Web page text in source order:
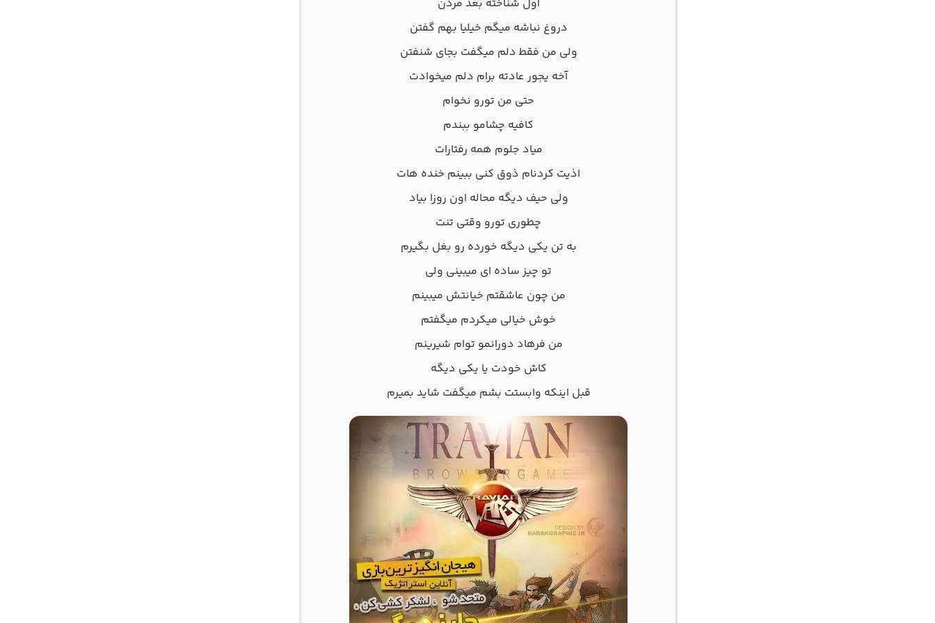
اول ﺷﻨﺎﺧﺘﻪ ﺑﻌﺪ ﻣﺮدن
دروغ ﻧﺒﺎﺷﻪ ﻣﻴﮕﻢ ﺧﻴﻠﻴﺎ ﺑﻬﻢ ﮔﻔﺘﻦ
وﻟﻰ ﻣﻦ ﻓﻘﻄ دﻟﻢ ﻣﻴﮕﻔﺖ ﺑﺠﺎی ﺷﻨﻔﺘﻦ
آﺧﻪ ﻳﺠﻮر ﻋﺎدﺗﻪ ﺑﺮام دﻟﻢ ﻣﻴﺨﻮادت
ﺣﺘﻰ ﻣﻦ ﺗﻮرو ﻧﺨﻮام
ﻛﺎﻓﻴﻪ ﭼﺸﺎﻣﻮ ﺑﺒﻨﺪم
ﻣﻴﺎد ﺟﻠﻮم ﻫﻤﻪ رﻓﺘﺎرات
اذﻳﺖ ﻛﺮدﻧﺎم ذوق ﻛﻨﻰ ﺑﺒﻴﻨﻢ ﺧﻨﺪه ﻫﺎت
وﻟﻰ ﺣﻴﻒ دﻳﮕﻪ ﻣﺤﺎﻟﻪ اون روزا ﺑﻴﺎد
ﭼﻄﻮری ﺗﻮرو وﻗﺘﻰ ﺗﻨﺖ
ﺑﻪ ﺗﻦ ﻳﻜﻰ دﻳﮕﻪ ﺧﻮرده رو ﺑﻐﻞ ﺑﮕﻴﺮم
ﺗﻮ ﭼﻴﺰ ﺳﺎده ای ﻣﻴﺒﻴﻨﻰ وﻟﻰ
ﻣﻦ ﭼﻮن ﻋﺎﺷﻘﺘﻢ ﺧﻴﺎﻧﺘﺶ ﻣﻴﺒﻴﻨﻢ
ﺧﻮش ﺧﻴﺎﻟﻰ ﻣﻴﻜﺮدم ﻣﻴﮕﻔﺘﻢ
ﻣﻦ ﻓﺮﻫﺎد دوراﻧﻤﻮ ﺗﻮام ﺷﻴﺮﻳﻨﻢ
ﻛﺎش ﺧﻮدت ﻳﺎ ﻳﻜﻰ دﻳﮕﻪ
ﻗﺒﻞ اﻳﻨﻜﻪ واﺑﺴﺘﺖ ﺑﺸﻢ ﻣﻴﮕﻔﺖ ﺷﺎﻳﺪ ﺑﻤﻴﺮم